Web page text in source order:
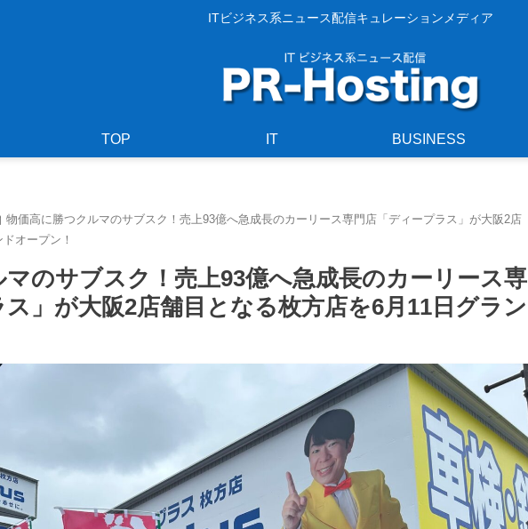
ITビジネス系ニュース配信キュレーションメディア
TOP IT BUSINESS
物価高に勝つクルマのサブスク！売上93億へ急成長のカーリース専門店「ディープラス」が大阪2店
オープン！
のサブスク！売上93億へ急成長のカーリース専
」が大阪2店舗目となる枚方店を6月11日グラン